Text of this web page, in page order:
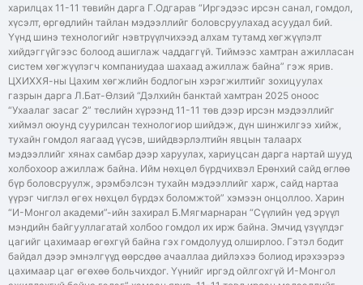
харилцах 11-11 төвийн дарга Г.Одгарав “Иргэдээс ирсэн санал, гомдол,
хүсэлт, өргөдлийн тайлан мэдээллийг боловсруулахад асуудал бий.
Үүнд шинэ технологийг нэвтрүүлчихээд алхам тутамд хөгжүүлэлт
хийдэггүйгээс болоод ашиглаж чаддаггүй. Тиймээс хамтран ажилласан
систем хөгжүүлэгч компаниудаа шахаад ажиллаж байна” гэж ярив.
ЦХИХХЯ-ны Цахим хөгжлийн бодлогын хэрэгжилтийг зохицуулах
газрын дарга Л.Бат-Өлзий “Дэлхийн банктай хамтран 2025 оноос
“Ухаалаг засаг 2” төслийн хүрээнд 11-11 төв дээр ирсэн мэдээллийг
хиймэл оюунд суурилсан технологиор шийдэж, дүн шинжилгээ хийж,
тухайн гомдол яагаад үүсэв, шийдвэрлэлтийн явцын талаарх
мэдээллийг хянах самбар дээр харуулах, хариуцсан дарга нартай шууд
холбохоор ажиллаж байна. Ийм нөхцөл бүрдчихвэл Ерөнхий сайд өглөө
бүр боловсруулж, эрэмбэлсэн тухайн мэдээллийг харж, сайд нартаа
үүрэг чиглэл өгөх нөхцөл бүрдэх боломжтой” хэмээн онцоллоо. Харин
“И-Монгол академи”-ийн захирал Б.Мягмарнаран “Сүүлийн үед эрүүл
мэндийн байгууллагатай холбоо гомдол их ирж байна. Эмчид үзүүлдэг
цагийг цахимаар өгөхгүй байна гэх гомдолууд олширлоо. Гэтэл бодит
байдал дээр эмнэлгүүд өөрсдөө ачааллаа дийлэхээ болиод ирэхээрээ
цахимаар цаг өгөхөө больчихдог. Үүнийг иргэд ойлгохгүй И-Монгол